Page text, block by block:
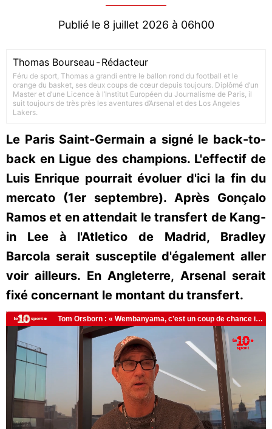
Publié le 8 juillet 2026 à 06h00
Thomas Bourseau -Rédacteur
Féru de sport, Thomas a grandi entre le ballon rond du football et le
orange du basket, ses deux coups de cœur depuis toujours. Diplômé d’un
Master et d’une Licence à l’Institut Européen du Journalisme de Paris, il
suit toujours de très près les aventures d’Arsenal et des Los Angeles
Lakers.
Le Paris Saint-Germain a signé le back-to-
back en Ligue des champions. L'effectif de
Luis Enrique pourrait évoluer d'ici la fin du
mercato (1er septembre). Après Gonçalo
Ramos et en attendait le transfert de Kang-
in Lee à l'Atletico de Madrid, Bradley
Barcola serait susceptile d'également aller
voir ailleurs. En Angleterre, Arsenal serait
fixé concernant le montant du transfert.